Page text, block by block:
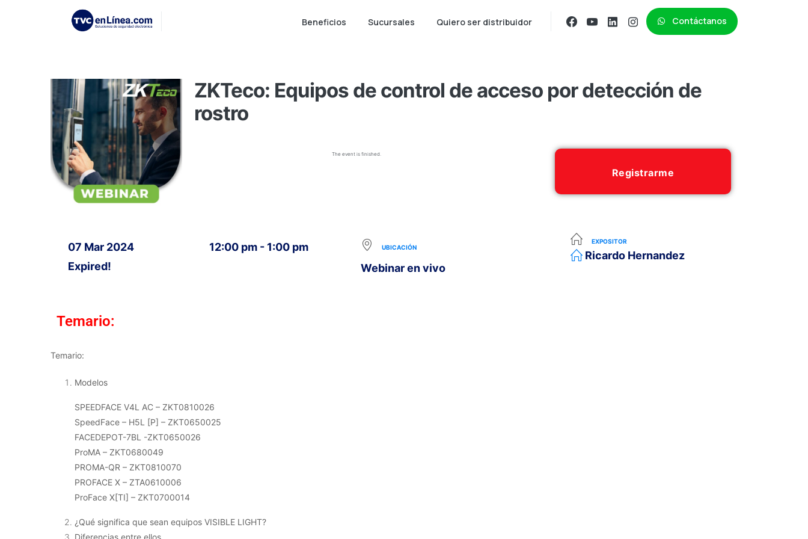
Beneficios Sucursales Quiero ser distribuidor Contáctanos
ZKTeco: Equipos de control de acceso por detección de
rostro
The event is finished.
Registrarme
07 Mar 2024
Expired!
12:00 pm - 1:00 pm UBICACIÓN
Webinar en vivo
EXPOSITOR
Ricardo Hernandez
Temario:
Temario:
Modelos
SPEEDFACE V4L AC – ZKT0810026
SpeedFace – H5L [P] – ZKT0650025
FACEDEPOT-7BL -ZKT0650026
ProMA – ZKT0680049
PROMA-QR – ZKT0810070
PROFACE X – ZTA0610006
ProFace X[TI] – ZKT0700014
¿Qué significa que sean equipos VISIBLE LIGHT?
Diferencias entre ellos